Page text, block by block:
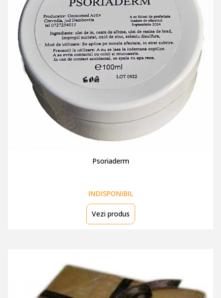
Psoriaderm
INDISPONIBIL
Vezi produs